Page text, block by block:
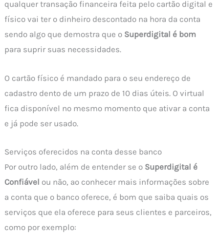
qualquer transação financeira feita pelo cartão digital e
físico vai ter o dinheiro descontado na hora da conta
sendo algo que demostra que o Superdigital é bom
para suprir suas necessidades.
O cartão físico é mandado para o seu endereço de
cadastro dento de um prazo de 10 dias úteis. O virtual
fica disponível no mesmo momento que ativar a conta
e já pode ser usado.
Serviços oferecidos na conta desse banco
Por outro lado, além de entender se o Superdigital é
Confiável ou não, ao conhecer mais informações sobre
a conta que o banco oferece, é bom que saiba quais os
serviços que ela oferece para seus clientes e parceiros,
como por exemplo: